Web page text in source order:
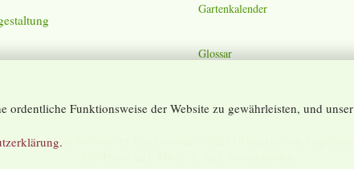
Funktionsweise der Website zu gewährleisten, und unser
.
Gartenkalender
Glossar
Shopping Cart Software